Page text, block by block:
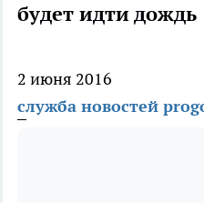
будет идти дождь
2 июня 2016
служба новостей